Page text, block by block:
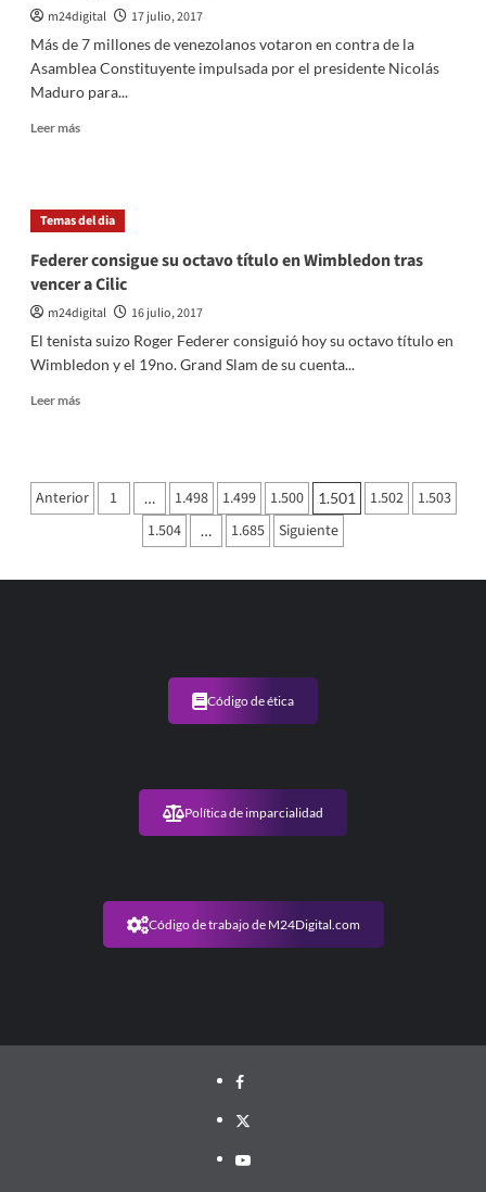
Brasil?
m24digital
17 julio, 2017
Más de 7 millones de venezolanos votaron en contra de la
Asamblea Constituyente impulsada por el presidente Nicolás
Maduro para...
Leer másLeer
de
7
de
venezolanos
rechazaron
constituyente
de
Temas del dia
Federer consigue su octavo título en Wimbledon tras
vencer a Cilic
m24digital
16 julio, 2017
El tenista suizo Roger Federer consiguió hoy su octavo título en
Wimbledon y el 19no. Grand Slam de su cuenta...
Leer másLeer
consigue
su
Wimbledon
Paginación
entradas
Anterior 1 … 1.498 1.499 1.500 1.501 1.502
1.503
1.504
… 1.685 Siguiente
Código de ética
Política de imparcialidad
Código de trabajo de M24Digital.com